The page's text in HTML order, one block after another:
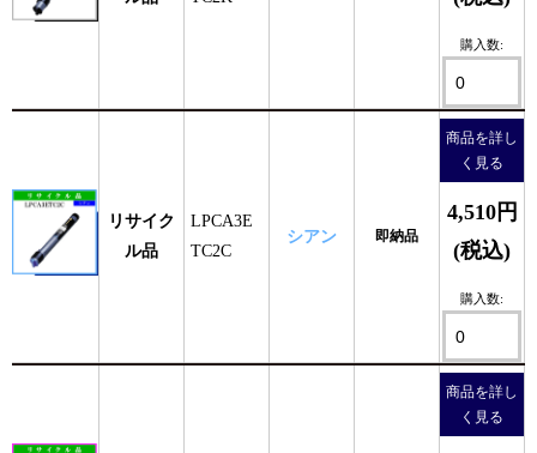
購入数:
リサイク
ル品
LPCA3E
TC2C
シアン 即納品
商品を詳し
く見る
4,510円
(税込)
購入数:
商品を詳し
く見る